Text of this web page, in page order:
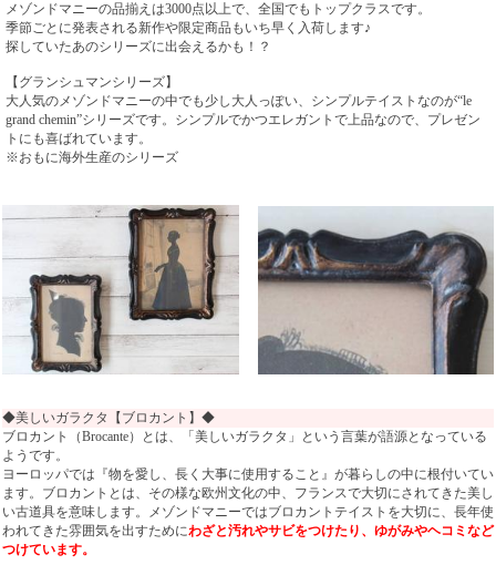
メゾンドマニーの品揃えは3000点以上で、全国でもトップクラスです。
季節ごとに発表される新作や限定商品もいち早く入荷します♪
探していたあのシリーズに出会えるかも！？
【グランシュマンシリーズ】
大人気のメゾンドマニーの中でも少し大人っぽい、シンプルテイストなのが“le
grand chemin”シリーズです。シンプルでかつエレガントで上品なので、プレゼン
トにも喜ばれています。
※おもに海外生産のシリーズ
◆美しいガラクタ【ブロカント】◆
ブロカント（Brocante）とは、「美しいガラクタ」という言葉が語源となっている
ようです。
ヨーロッパでは『物を愛し、長く大事に使用すること』が暮らしの中に根付いてい
ます。ブロカントとは、その様な欧州文化の中、フランスで大切にされてきた美し
い古道具を意味します。メゾンドマニーではブロカントテイストを大切に、長年使
われてきた雰囲気を出すためにわざと汚れやサビをつけたり、ゆがみやヘコミなど
つけています。